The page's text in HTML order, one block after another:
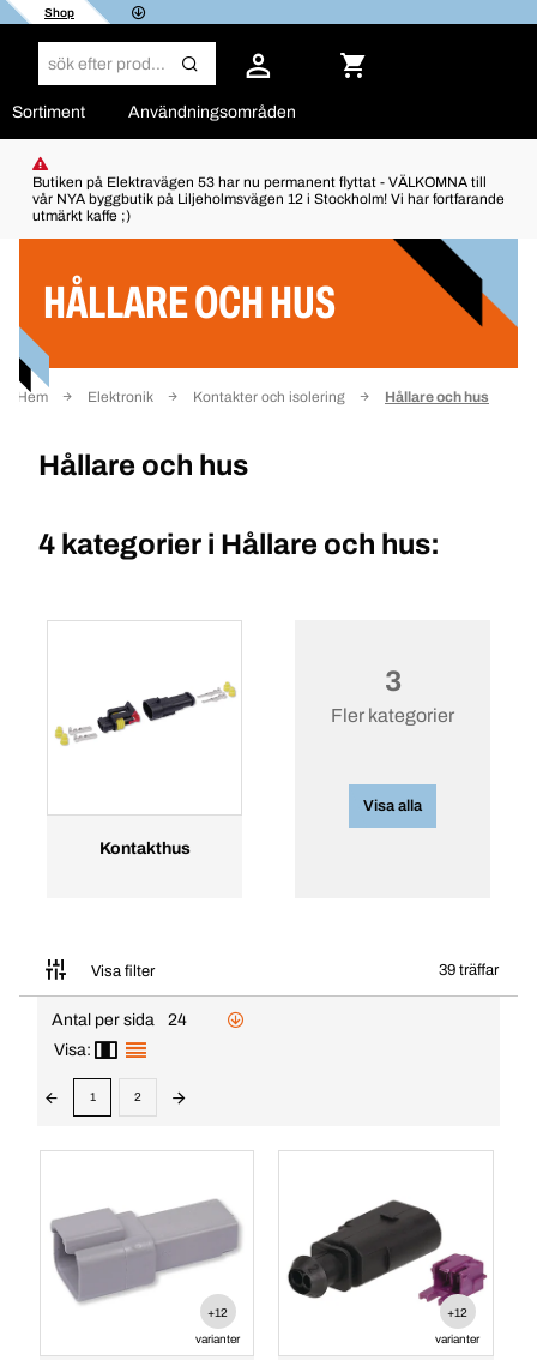
Shop
Sortiment Användningsområden
Butiken på Elektravägen 53 har nu permanent flyttat - VÄLKOMNA till
vår NYA byggbutik på Liljeholmsvägen 12 i Stockholm! Vi har fortfarande
utmärkt kaffe ;)
HÅLLARE OCH HUS
Hem Elektronik Kontakter och isolering Hållare och hus
Hållare och hus
4 kategorier i Hållare och hus:
Kontakthus
3
Fler kategorier
Visa alla
Visa filter 39 träffar
Filter
Antal per sida
24
Visa:
1 2
+12
varianter
+12
varianter